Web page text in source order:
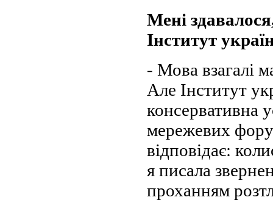
Мені
Інститут
- Мова взагалі
Але Інститут
консервативна
мережевих
відповідає:
я писала
проханням